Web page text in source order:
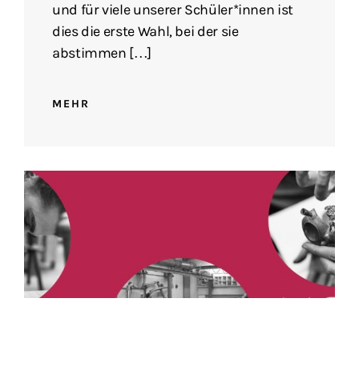
und für viele unserer Schüler*innen ist
dies die erste Wahl, bei der sie
abstimmen […]
MEHR